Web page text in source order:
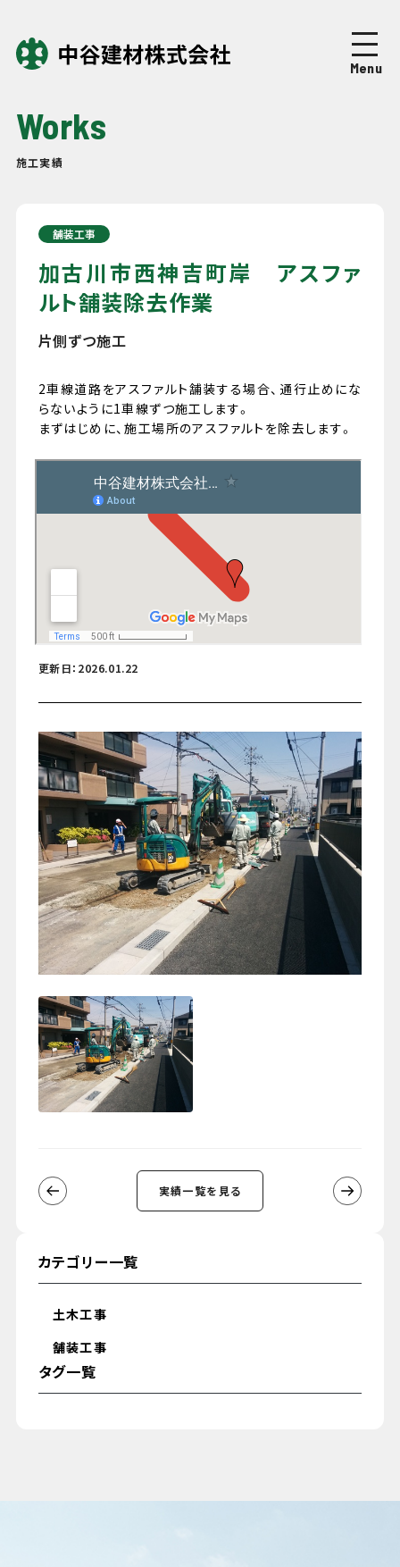
Menu
Business
Company 企業情報
News
Recruit
079-447-4112
（受付時間 : 平日10:00〜17:00）
お問い合わせ
Works
施工実績
舗装工事
加古川市西神吉町岸 アスファ
ルト舗装除去作業
片側ずつ施工
2車線道路をアスファルト舗装する場合、通行止めにな
らないように1車線ずつ施工します。
まずはじめに、施工場所のアスファルトを除去します。
更新日：2026.01.22
実績一覧を見る
カテゴリー一覧
土木工事
舗装工事
タグ一覧